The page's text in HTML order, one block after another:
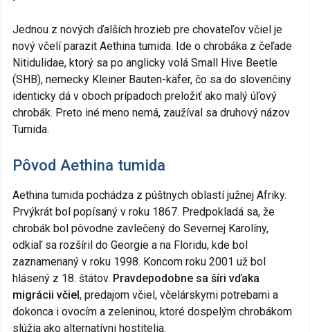
Jednou z nových ďalších hrozieb pre chovateľov včiel je
nový včelí parazit Aethina tumida. Ide o chrobáka z čeľade
Nitidulidae, ktorý sa po anglicky volá Small Hive Beetle
(SHB), nemecky Kleiner Bauten-käfer, čo sa do slovenčiny
identicky dá v oboch prípadoch preložiť ako malý úľový
chrobák. Preto iné meno nemá, zaužíval sa druhový názov
Tumida.
Pôvod Aethina tumida
Aethina tumida pochádza z púštnych oblastí južnej Afriky.
Prvýkrát bol popísaný v roku 1867. Predpokladá sa, že
chrobák bol pôvodne zavlečený do Severnej Karolíny,
odkiaľ sa rozšíril do Georgie a na Floridu, kde bol
zaznamenaný v roku 1998. Koncom roku 2001 už bol
hlásený z 18. štátov. Pravdepodobne sa šíri vďaka
migrácii včiel , predajom včiel, včelárskymi potrebami a
dokonca i ovocím a zeleninou, ktoré dospelým chrobákom
slúžia ako alternatívni hostitelia.